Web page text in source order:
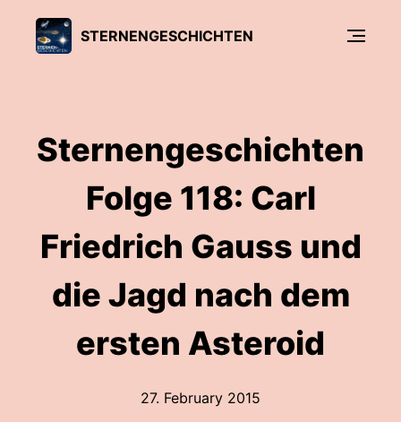
STERNENGESCHICHTEN
Sternengeschichten
Folge 118: Carl
Friedrich Gauss und
die Jagd nach dem
ersten Asteroid
27. February 2015